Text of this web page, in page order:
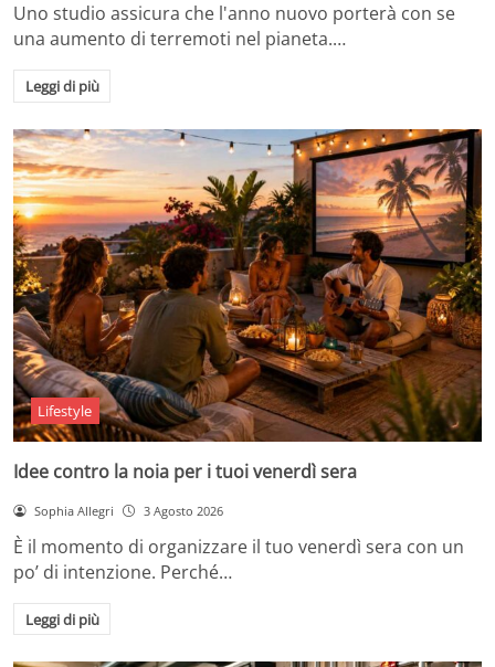
Uno studio assicura che l'anno nuovo porterà con se
una aumento di terremoti nel pianeta.…
Leggi di più
Lifestyle
Idee contro la noia per i tuoi venerdì sera
Sophia Allegri 3 Agosto 2026
È il momento di organizzare il tuo venerdì sera con un
po’ di intenzione. Perché…
Leggi di più